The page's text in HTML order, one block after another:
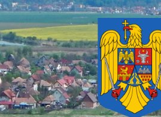
Skip
to
content
Skip
to
left
sidebar
Skip
to
footer